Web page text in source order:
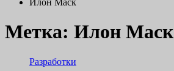
Метка: Илон Маск
Разработки